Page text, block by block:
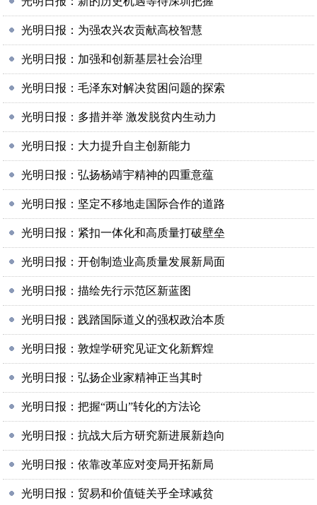
光明日报：为强农兴农贡献高校智慧
光明日报：加强和创新基层社会治理
光明日报：毛泽东对解决贫困问题的探索
光明日报：多措并举 激发脱贫内生动力
光明日报：大力提升自主创新能力
光明日报：弘扬杨靖宇精神的四重意蕴
光明日报：坚定不移地走国际合作的道路
光明日报：紧扣一体化和高质量打破壁垒
光明日报：开创制造业高质量发展新局面
光明日报：描绘先行示范区新蓝图
光明日报：践踏国际道义的强权政治本质
光明日报：敦煌学研究见证文化新辉煌
光明日报：弘扬企业家精神正当其时
光明日报：把握“两山”转化的方法论
光明日报：抗战大后方研究新进展新趋向
光明日报：依靠改革应对变局开拓新局
光明日报：贸易和价值链关乎全球减贫